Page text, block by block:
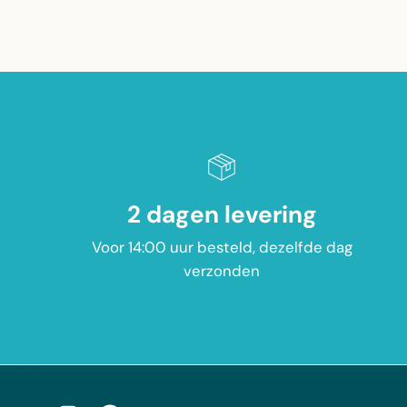
2 dagen levering
Voor 14:00 uur besteld, dezelfde dag
verzonden